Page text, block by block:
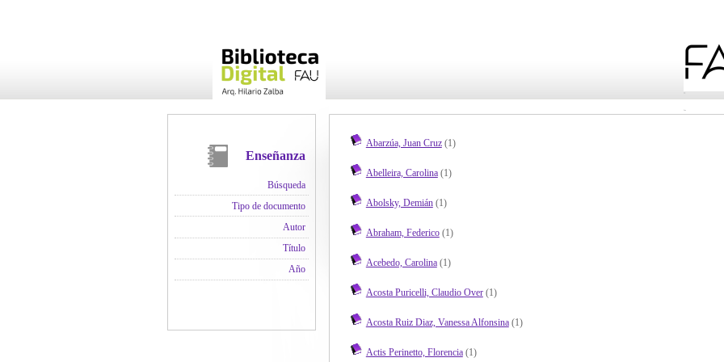
Enseñanza
Búsqueda
Tipo de documento
Autor
Título
Año
Abarzúa, Juan Cruz(1)
Abelleira, Carolina(1)
Abolsky, Demián(1)
Abraham, Federico(1)
Acebedo, Carolina(1)
Acosta Puricelli, Claudio Over(1)
Acosta Ruiz Diaz, Vanessa Alfonsina(1)
Actis Perinetto, Florencia(1)